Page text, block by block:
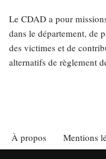
Le CDAD a pour
dans le département, de
des victimes et de
alternatifs de règlement
À propos Mentions